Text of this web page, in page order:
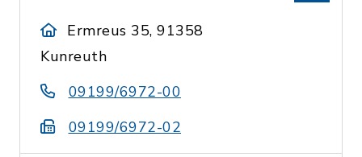
Ermreus 35, 91358
Kunreuth
09199/6972-00
09199/6972-02